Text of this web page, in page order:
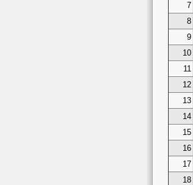
7
8
9
10
11
12
13
14
15
16
17
18